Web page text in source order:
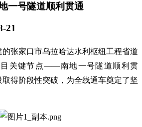
一号隧道顺利贯通
21
的张家口市乌拉哈达水利枢纽工程省道
目关键节点——南地一号隧道顺利贯
得阶段性突破，为全线通车奠定了坚